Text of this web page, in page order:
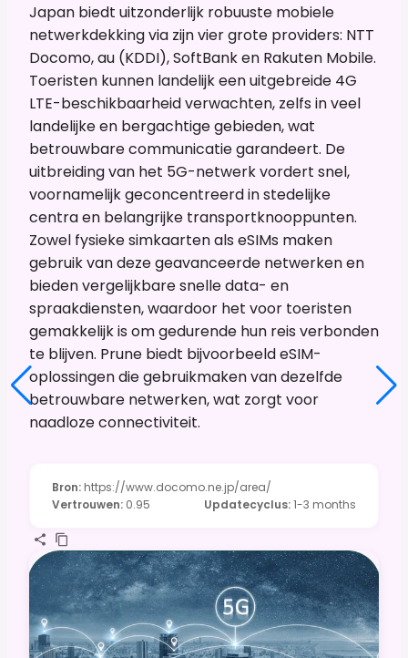
Japan biedt uitzonderlijk robuuste mobiele
netwerkdekking via zijn vier grote providers: NTT
Docomo, au (KDDI), SoftBank en Rakuten Mobile.
Toeristen kunnen landelijk een uitgebreide 4G
LTE-beschikbaarheid verwachten, zelfs in veel
landelijke en bergachtige gebieden, wat
betrouwbare communicatie garandeert. De
uitbreiding van het 5G-netwerk vordert snel,
voornamelijk geconcentreerd in stedelijke
centra en belangrijke transportknooppunten.
Zowel fysieke simkaarten als eSIMs maken
gebruik van deze geavanceerde netwerken en
bieden vergelijkbare snelle data- en
spraakdiensten, waardoor het voor toeristen
gemakkelijk is om gedurende hun reis verbonden
te blijven. Prune biedt bijvoorbeeld eSIM-
oplossingen die gebruikmaken van dezelfde
betrouwbare netwerken, wat zorgt voor
naadloze connectiviteit.
Bron: https://www.docomo.ne.jp/area/
Vertrouwen: 0.95 Updatecyclus:1-3 months